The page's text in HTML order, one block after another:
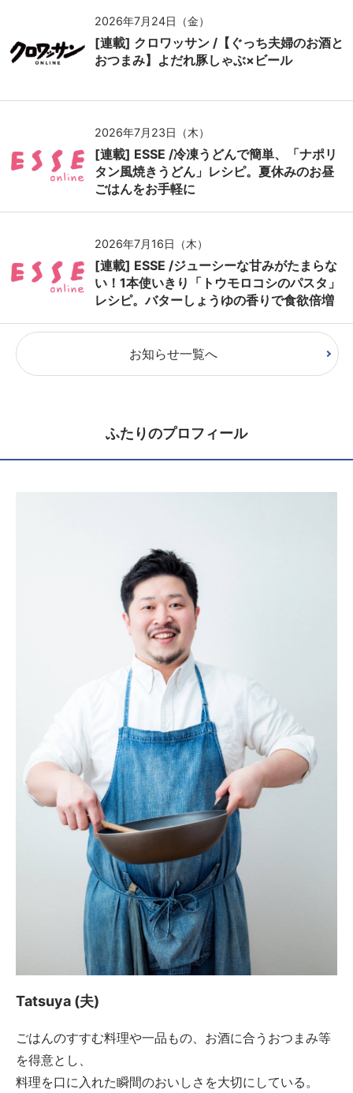
2026年7月24日（金）
[連載] クロワッサン /【ぐっち夫婦のお酒と
おつまみ】よだれ豚しゃぶ×ビール
2026年7月23日（木）
[連載] ESSE /冷凍うどんで簡単、「ナポリ
タン風焼きうどん」レシピ。夏休みのお昼
ごはんをお手軽に
2026年7月16日（木）
[連載] ESSE /ジューシーな甘みがたまらな
い！1本使いきり「トウモロコシのパスタ」
レシピ。バターしょうゆの香りで食欲倍増
お知らせ一覧へ
ふたりのプロフィール
Tatsuya (夫)
ごはんのすすむ料理や一品もの、お酒に合うおつまみ等
を得意とし、
料理を口に入れた瞬間のおいしさを大切にしている。